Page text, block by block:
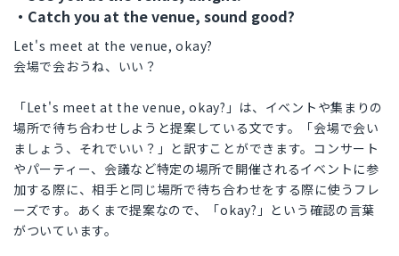
・Catch you at the venue, sound good?
Let's meet at the venue, okay?
会場で会おうね、いい？
「Let's meet at the venue, okay?」は、イベントや集まりの
場所で待ち合わせしようと提案している文です。「会場で会い
ましょう、それでいい？」と訳すことができます。コンサート
やパーティー、会議など特定の場所で開催されるイベントに参
加する際に、相手と同じ場所で待ち合わせをする際に使うフレ
ーズです。あくまで提案なので、「okay?」という確認の言葉
がついています。